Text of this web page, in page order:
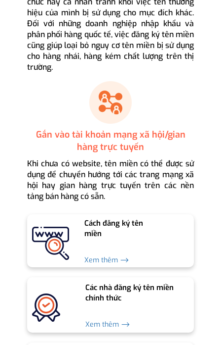
hiệu của mình bị sử dụng cho mục đích khác.
Đối với những doanh nghiệp nhập khẩu và
phân phối hàng quốc tế, việc đăng ký tên miền
cũng giúp loại bỏ nguy cơ tên miền bị sử dụng
cho hàng nhái, hàng kém chất lượng trên thị
trường.
Gắn vào tài khoản mạng xã hội/gian
hàng trực tuyến
Khi chưa có website, tên miền có thể được sử
dụng để chuyển hướng tới các trang mạng xã
hội hay gian hàng trực tuyến trên các nền
tảng bán hàng có sẵn.
Cách đăng ký tên
miền
Xem thêm ⟶
Các nhà đăng ký tên miền
chính thức
Xem thêm ⟶